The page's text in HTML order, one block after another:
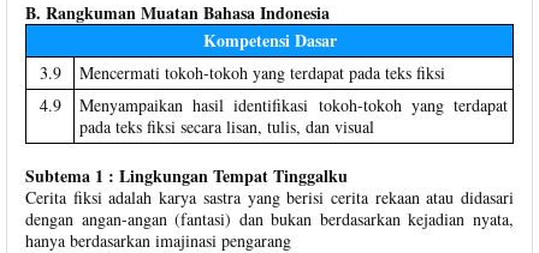
B. Rangkuman Muatan Bahasa Indonesia
Kompetensi Dasar
3.9
Mencermati tokoh-tokoh yang terdapat pada teks fiksi
4.9
Menyampaikan hasil identifikasi tokoh-tokoh yang terdapat
pada teks fiksi secara lisan, tulis, dan visual
Subtema 1 : Lingkungan Tempat Tinggalku
Cerita fiksi adalah karya sastra yang berisi cerita rekaan atau didasari
dengan angan-angan (fantasi) dan bukan berdasarkan kejadian nyata,
hanya berdasarkan imajinasi pengarang